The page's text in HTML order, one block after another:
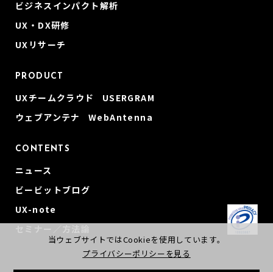
ビジネスインパクト解析
UX・DX研修
UXリサーチ
PRODUCT
UXチームクラウド USERGRAM
ウェブアンテナ WebAntenna
CONTENTS
ニュース
ビービットブログ
UX-note
セミナー／方法論
当ウェブサイトではCookieを使用しています。
プライバシーポリシーを見る